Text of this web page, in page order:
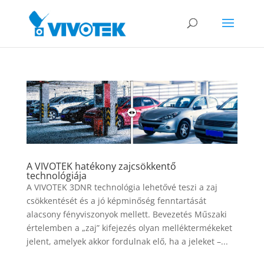
A VIVOTEK hatékony zajcsökkentő
technológiája
A VIVOTEK 3DNR technológia lehetővé teszi a zaj
csökkentését és a jó képminőség fenntartását
alacsony fényviszonyok mellett. Bevezetés Műszaki
értelemben a „zaj” kifejezés olyan melléktermékeket
jelent, amelyek akkor fordulnak elő, ha a jeleket –...